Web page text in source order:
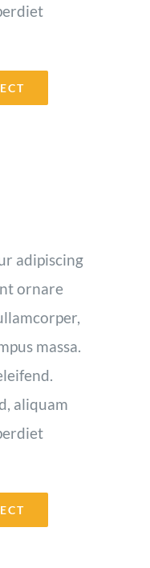
adipiscing
ornare
massa.
aliquam